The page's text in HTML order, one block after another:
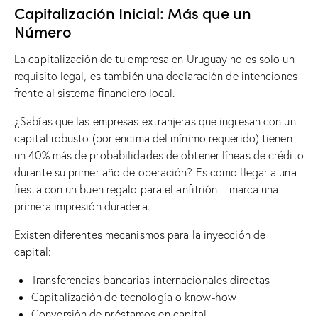
Capitalización Inicial: Más que un
Número
La capitalización de tu empresa en Uruguay no es solo un
requisito legal, es también una declaración de intenciones
frente al sistema financiero local.
¿Sabías que las empresas extranjeras que ingresan con un
capital robusto (por encima del mínimo requerido) tienen
un 40% más de probabilidades de obtener líneas de crédito
durante su primer año de operación? Es como llegar a una
fiesta con un buen regalo para el anfitrión – marca una
primera impresión duradera.
Existen diferentes mecanismos para la inyección de
capital:
Transferencias bancarias internacionales directas
Capitalización de tecnología o know-how